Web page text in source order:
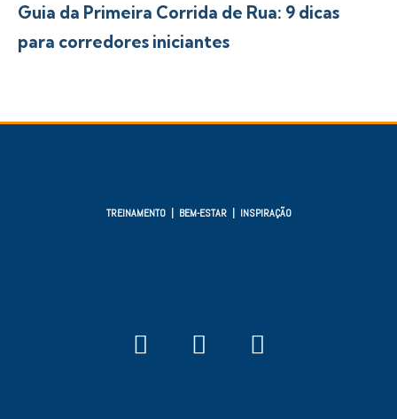
Guia da Primeira Corrida de Rua: 9 dicas
para corredores iniciantes
TREINAMENTO | BEM-ESTAR | INSPIRAÇÃO